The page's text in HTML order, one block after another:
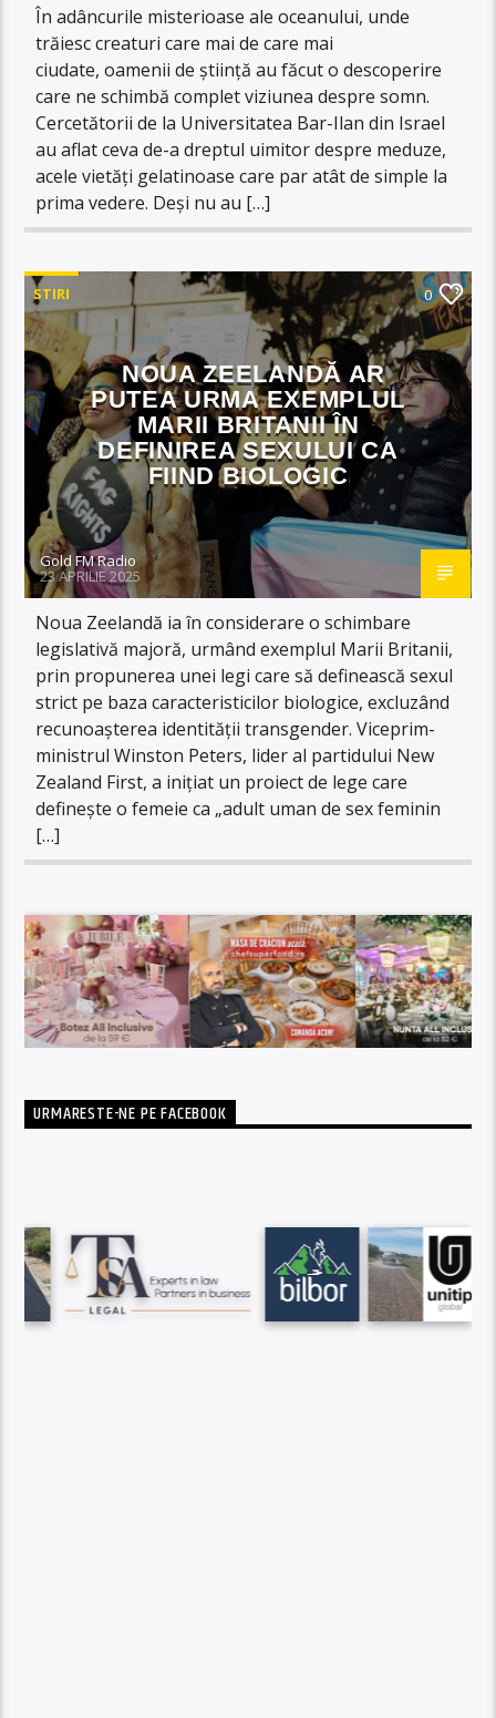
În adâncurile misterioase ale oceanului, unde
trăiesc creaturi care mai de care mai
ciudate, oamenii de știință au făcut o descoperire
care ne schimbă complet viziunea despre somn.
Cercetătorii de la Universitatea Bar-Ilan din Israel
au aflat ceva de-a dreptul uimitor despre meduze,
acele vietăți gelatinoase care par atât de simple la
prima vedere. Deși nu au […]
STIRI 0
NOUA ZEELANDĂ AR
PUTEA URMA EXEMPLUL
MARII BRITANII ÎN
DEFINIREA SEXULUI CA
FIIND BIOLOGIC
Gold FM Radio
23 APRILIE 2025
Noua Zeelandă ia în considerare o schimbare
legislativă majoră, urmând exemplul Marii Britanii,
prin propunerea unei legi care să definească sexul
strict pe baza caracteristicilor biologice, excluzând
recunoașterea identității transgender. Viceprim-
ministrul Winston Peters, lider al partidului New
Zealand First, a inițiat un proiect de lege care
definește o femeie ca „adult uman de sex feminin
[…]
URMARESTE-NE PE FACEBOOK